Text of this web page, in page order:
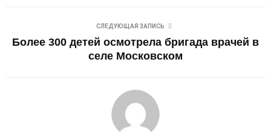
СЛЕДУЮЩАЯ ЗАПИСЬ
Более 300 детей осмотрела бригада врачей в
селе Московском